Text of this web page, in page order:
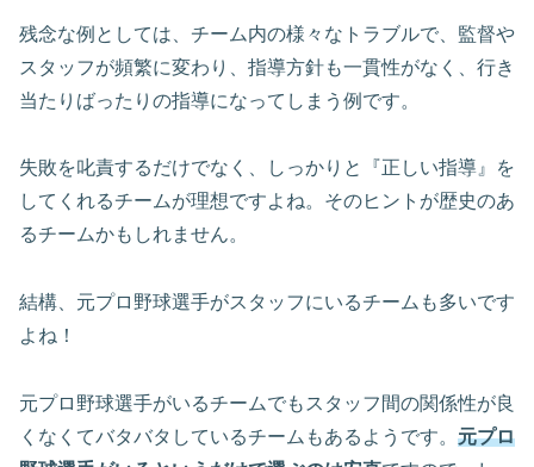
残念な例としては、チーム内の様々なトラブルで、監督や
スタッフが頻繁に変わり、指導方針も一貫性がなく、行き
当たりばったりの指導になってしまう例です。
失敗を叱責するだけでなく、しっかりと『正しい指導』を
してくれるチームが理想ですよね。そのヒントが歴史のあ
るチームかもしれません。
結構、元プロ野球選手がスタッフにいるチームも多いです
よね！
元プロ野球選手がいるチームでもスタッフ間の関係性が良
くなくてバタバタしているチームもあるようです。 元プロ